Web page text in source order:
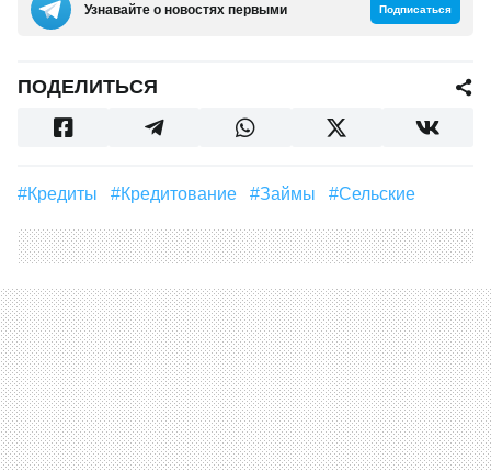
Узнавайте о новостях первыми Подписаться
ПОДЕЛИТЬСЯ
#кредиты #кредитование #займы #сельские